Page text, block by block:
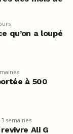
qu’on a loupé
à 500
3 semaines
Ali G